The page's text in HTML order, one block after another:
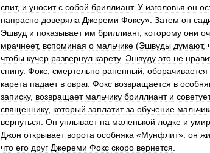
спит, и уносит с собой бриллиант. У изголовья он
напрасно доверяла Джереми Фоксу». Затем он
Эшвуд и показывает им бриллиант, которому они
мрачнеет, вспоминая о мальчике (Эшвуды думают,
чтобы кучер развернул карету. Эшвуду это не
спину. Фокс смертельно раненный оборачивается
карета падает в овраг. Фокс возвращается в
записку, возвращает мальчику бриллиант и
священнику, который заплатит за обучение
вернуться Он уплывает на маленькой лодке и
Джон открывает ворота особняка «Мунфлит»: он
что его друг Джереми Фокс скоро вернется